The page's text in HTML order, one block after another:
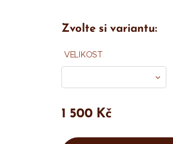
Zvolte si variantu:
VELIKOST
1 500Kč